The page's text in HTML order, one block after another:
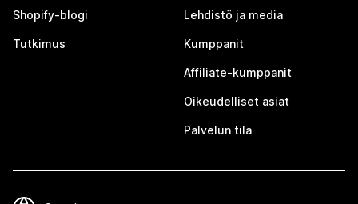
Shopify-blogi
Tutkimus
Lehdistö ja media
Kumppanit
Affiliate-kumppanit
Oikeudelliset asiat
Palvelun tila